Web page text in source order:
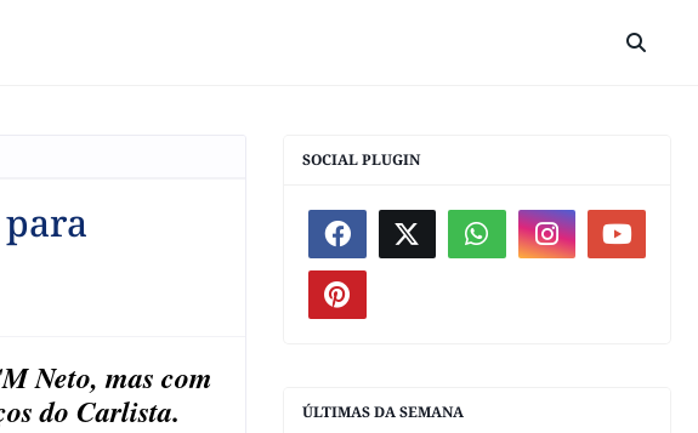
Neto, mas com
do Carlista.
SOCIAL PLUGIN
ÚLTIMAS DA SEMANA